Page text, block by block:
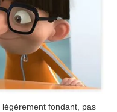
légèrement fondant pas